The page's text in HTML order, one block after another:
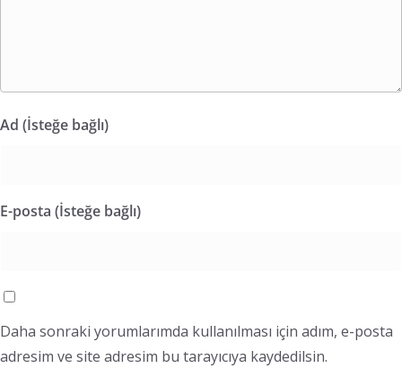
Ad (İsteğe bağlı)
E-posta (İsteğe bağlı)
Daha sonraki yorumlarımda kullanılması için adım, e-posta
adresim ve site adresim bu tarayıcıya kaydedilsin.